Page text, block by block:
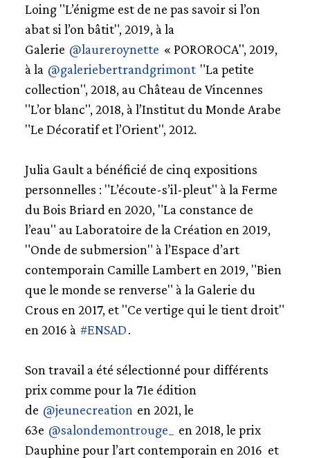
Loing "L’énigme est de ne pas savoir si l’on
abat si l’on bâtit", 2019, à la
Galerie @laureroynette « POROROCA", 2019,
à la @galeriebertrandgrimont "La petite
collection", 2018, au Château de Vincennes
"L’or blanc", 2018, à l’Institut du Monde Arabe
"Le Décoratif et l’Orient", 2012.
Julia Gault a bénéficié de cinq expositions
personnelles : "L’écoute-s’il-pleut" à la Ferme
du Bois Briard en 2020, "La constance de
l’eau" au Laboratoire de la Création en 2019,
"Onde de submersion" à l’Espace d’art
contemporain Camille Lambert en 2019, "Bien
que le monde se renverse" à la Galerie du
Crous en 2017, et "Ce vertige qui le tient droit"
en 2016 à #ENSAD.
Son travail a été sélectionné pour différents
prix comme pour la 71e édition
de @jeunecreation en 2021, le
63e @salondemontrouge_
en 2018, le prix
Dauphine pour l’art contemporain en 2016 et